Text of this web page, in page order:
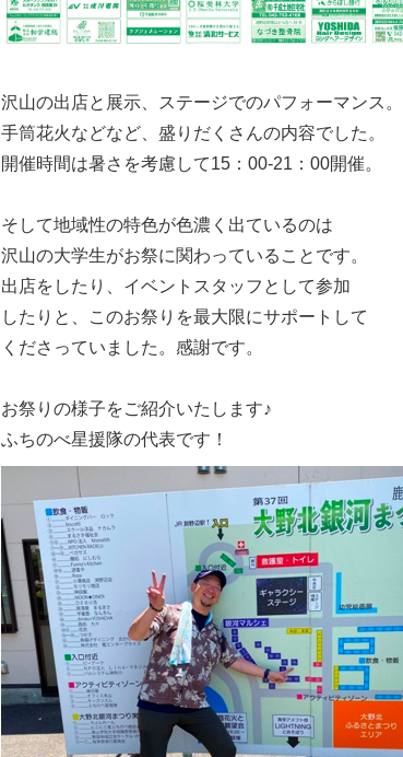
沢山の出店と展示、ステージでのパフォーマンス。
手筒花火などなど、盛りだくさんの内容でした。
開催時間は暑さを考慮して15：00-21：00開催。
そして地域性の特色が色濃く出ているのは
沢山の大学生がお祭に関わっていることです。
出店をしたり、イベントスタッフとして参加
したりと、このお祭りを最大限にサポートして
くださっていました。感謝です。
お祭りの様子をご紹介いたします♪
ふちのべ星援隊の代表です！